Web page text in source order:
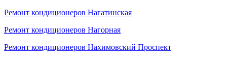
Ремонт кондиционеров Нагатинская
Ремонт кондиционеров Нагорная
Ремонт кондиционеров Нахимовский Проспект